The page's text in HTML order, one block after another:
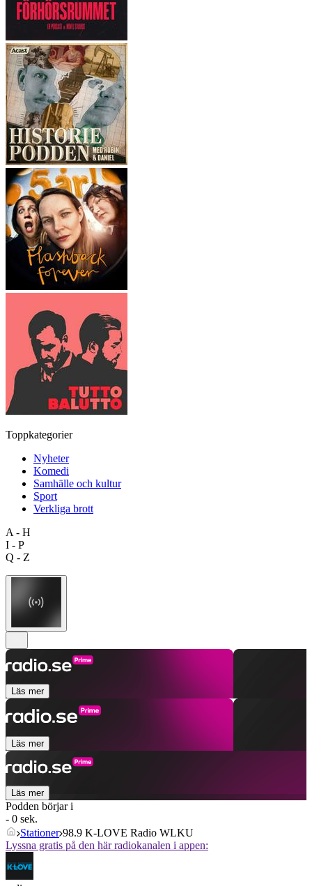
Toppkategorier
Nyheter
Komedi
Samhälle och kultur
Sport
Verkliga brott
A - H
I - P
Q - Z
Läs mer
Läs mer
Läs mer
Podden börjar i
- 0 sek.
Stationer 98.9 K-LOVE Radio WLKU
Lyssna gratis på den här radiokanalen i appen: